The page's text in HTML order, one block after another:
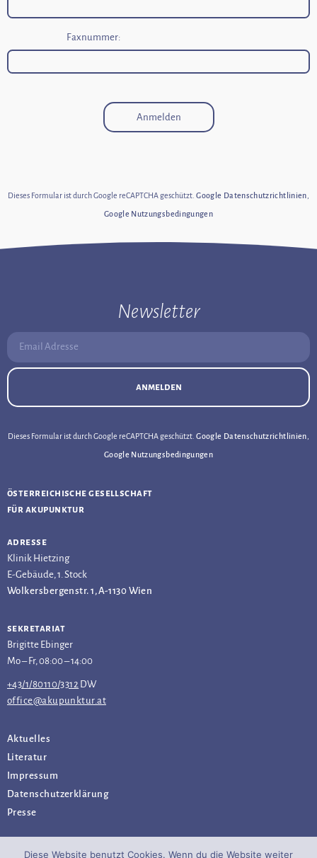
Faxnummer:
Anmelden
Dieses Formular ist durch Google reCAPTCHA geschützt.Google Datenschutzrichtlinien
Google Nutzungsbedingungen
Newsletter
Email Adresse:
anmelden
Dieses Formular ist durch Google reCAPTCHA geschützt.Google Datenschutzrichtlinien
Google Nutzungsbedingungen
österreichische gesellschaft
für akupunktur
adresse
Klinik Hietzing
E-Gebäude, 1. Stock
Wolkersbergenstr. 1, A-1130 Wien
sekretariat
Brigitte Ebinger
Mo – Fr, 08:00 – 14:00
+43/1/80110/3312 DW
office@akupunktur.at
Aktuelles
Literatur
Impressum
Datenschutz­erklärung
Presse
Diese Website benutzt Cookies. Wenn du die Website weiter